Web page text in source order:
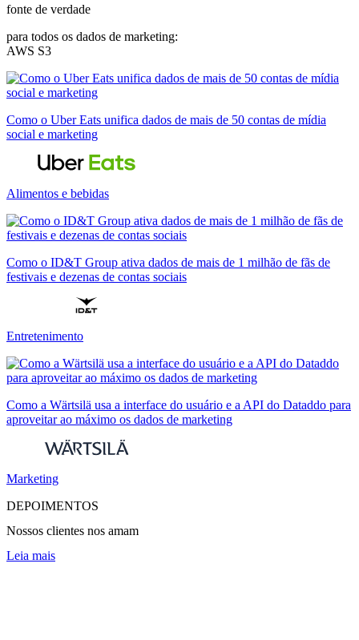
fonte de verdade
para todos os dados de marketing:
AWS S3
Como o Uber Eats unifica dados de mais de 50 contas de mídia
social e marketing
Alimentos e bebidas
Como o ID&T Group ativa dados de mais de 1 milhão de fãs de
festivais e dezenas de contas sociais
Entretenimento
Como a Wärtsilä usa a interface do usuário e a API do Dataddo para
aproveitar ao máximo os dados de marketing
Marketing
DEPOIMENTOS
Nossos clientes nos amam
Leia mais